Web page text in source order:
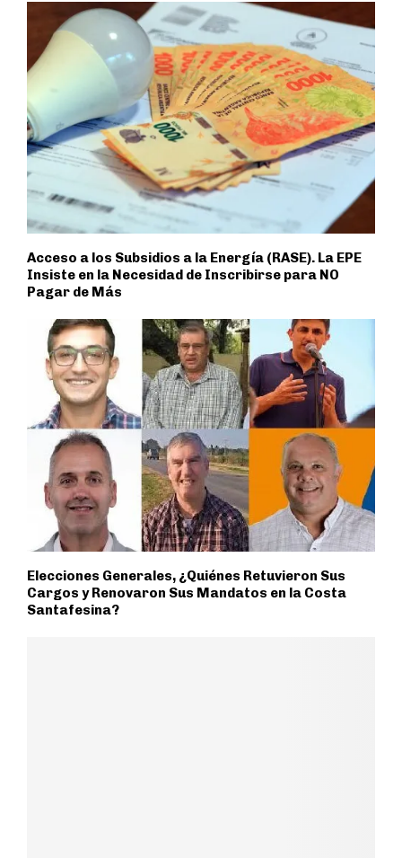
Acceso a los Subsidios a la Energía (RASE). La EPE
Insiste en la Necesidad de Inscribirse para NO
Pagar de Más
Elecciones Generales, ¿Quiénes Retuvieron Sus
Cargos y Renovaron Sus Mandatos en la Costa
Santafesina?